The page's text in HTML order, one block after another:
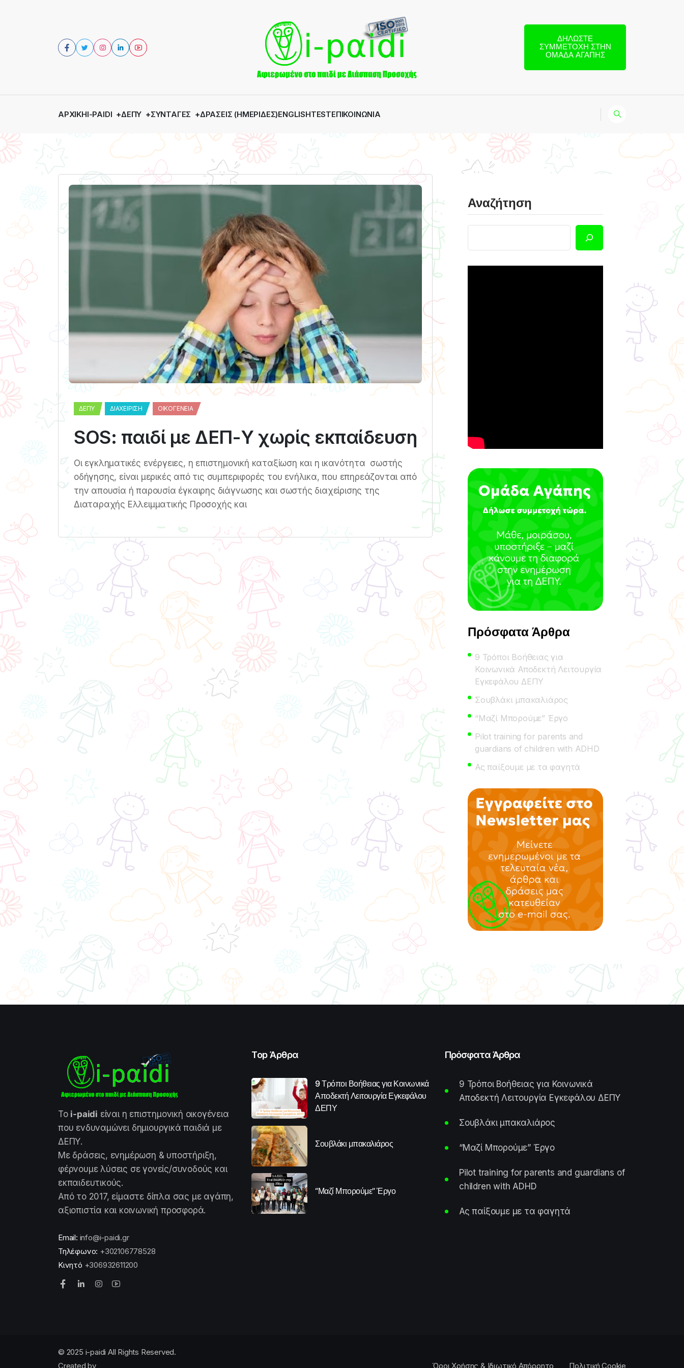
ΔΗΛΏΣΤΕ
ΣΥΜΜΕΤΟΧΉ ΣΤΗΝ
ΟΜΆΔΑ ΑΓΆΠΗΣ
ΑΡΧΙΚΉI-PAIDI ΔΕΠΥ ΣΥΝΤΑΓΈΣ ΔΡΆΣΕΙΣ (ΗΜΕΡΊΔΕΣ)ENGLISHTESTΕΠΙΚΟΙΝΩΝΊΑ
ΔΕΠΥ ΔΙΑΧΕΊΡΙΣΗ ΟΙΚΟΓΈΝΕΙΑ
SOS: παιδί με ΔΕΠ-Υ χωρίς εκπαίδευση
Οι εγκληματικές ενέργειες, η επιστημονική καταξίωση και η ικανότητα σωστής
οδήγησης, είναι μερικές από τις συμπεριφορές του ενήλικα, που επηρεάζονται από
την απουσία ή παρουσία έγκαιρης διάγνωσης και σωστής διαχείρισης της
Διαταραχής Ελλειμματικής Προσοχής και
Αναζήτηση
Πρόσφατα Άρθρα
9 Τρόποι Βοήθειας για
Κοινωνικά Αποδεκτή Λειτουργία
Εγκεφάλου ΔΕΠΥ
Σουβλάκι μπακαλιάρος
“Μαζί Μπορούμε” Έργο
Pilot training for parents and
guardians of children with ADHD
Ας παίξουμε με τα φαγητά
Το i-paidi είναι η επιστημονική οικογένεια
που ενδυναμώνει δημιουργικά παιδιά με
ΔΕΠΥ.
Με δράσεις, ενημέρωση & υποστήριξη,
φέρνουμε λύσεις σε γονείς/συνοδούς και
εκπαιδευτικούς.
Από το 2017, είμαστε δίπλα σας με αγάπη,
αξιοπιστία και κοινωνική προσφορά.
Email: info@i-paidi.gr
Τηλέφωνο: +302106778528
Κινητό +306932611200
Top Άρθρα
9 Τρόποι Βοήθειας για Κοινωνικά
Αποδεκτή Λειτουργία Εγκεφάλου
ΔΕΠΥ
Σουβλάκι μπακαλιάρος
“Μαζί Μπορούμε” Έργο
Πρόσφατα Άρθρα
9 Τρόποι Βοήθειας για Κοινωνικά
Αποδεκτή Λειτουργία Εγκεφάλου ΔΕΠΥ
Σουβλάκι μπακαλιάρος
“Μαζί Μπορούμε” Έργο
Pilot training for parents and guardians of
children with ADHD
Ας παίξουμε με τα φαγητά
© 2025 i-paidi All Rights Reserved.
Created by
Όροι Χρήσης & Ιδιωτικό Απόρρητο Πολιτική Cookie